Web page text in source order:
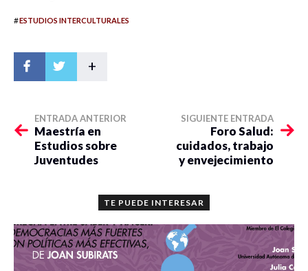
#ESTUDIOS INTERCULTURALES
+
ENTRADA ANTERIOR
Maestría en
Estudios sobre
Juventudes
SIGUIENTE ENTRADA
Foro Salud:
cuidados, trabajo
y envejecimiento
TE PUEDE INTERESAR